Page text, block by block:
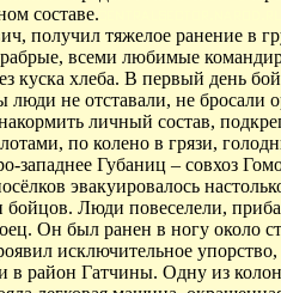
составе.
получил тяжелое ранение
всеми любимые
куска хлеба. В первый день
не отставали, не
личный состав,
по колено в грязи,
западнее Губаниц – совхоз
эвакуировалось
Люди повеселели,
Он был ранен в ногу около
исключительное
в район Гатчины. Одну из